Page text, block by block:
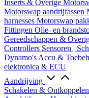
Inserts & Overige
Motorswap aandrijfassen
harnesses Motorswap
Fittingen Olie- en
Gereedschappen &
Controllers Sensoren |
Dynamo's Accu &
elektronica & ECU
Aandrijving
Schakelen & Ontkoppelen